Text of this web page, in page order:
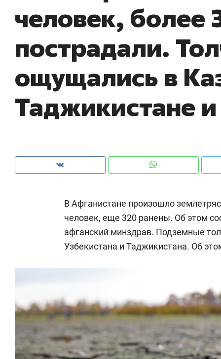
человек, более
пострадали.
ощущались в
Таджикистане
В Афганистане произошло
человек, еще 320 ранены. Об этом
афганский минздрав. Подземные
Узбекистана и Таджикистана. Об
рынки, почему надо знать аксакалов и
чем интересен Оман?
о
создают оазис жилого
комфорта под Казанью
ID вместо